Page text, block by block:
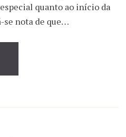
quanto ao início da
se nota de que…